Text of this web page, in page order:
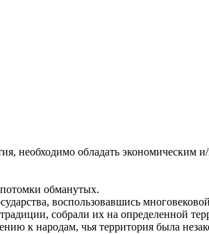
необходимо обладать экономическим
обманутых.
воспользовавшись
собрали их на определенной
к народам, чья территория была